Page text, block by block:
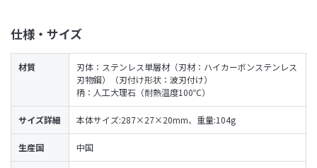
仕様・サイズ
材質
刃体：ステンレス単層材（刃材：ハイカーボンステンレス
刃物鋼）（刃付け形状：波刃付け）
柄：人工大理石（耐熱温度100℃）
サイズ詳細 本体サイズ:287×27×20mm、重量:104g
生産国 中国